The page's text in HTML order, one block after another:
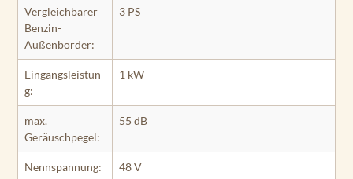
Vergleichbarer
Benzin-
Außenborder:
3 PS
Eingangsleistun
g:
1 kW
max.
Geräuschpegel:
55 dB
Nennspannung: 48 V